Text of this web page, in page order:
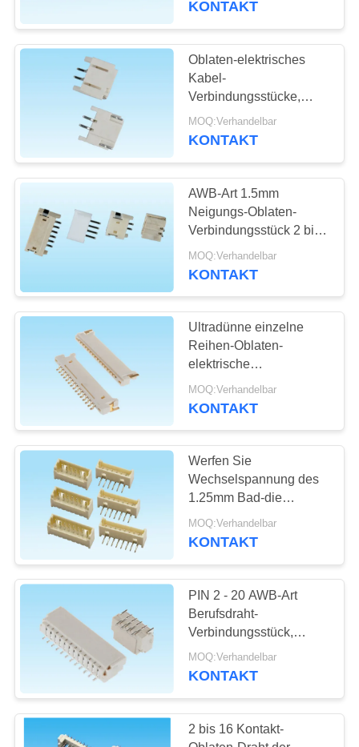
hdmi
Kabelverbindungsstück
6
FFC Flachkabel
Multi Terminalkabel
Rf-
Verbindungsstücke
der hohen Leistung
6
KONTAKT
Oblaten-elektrisches
Kabel-
Verbindungsstücke,
elektrischer Draht-
Verbindungsstücke
MOQ:Verhandelbar
KONTAKT
AWB-Art 1.5mm
Neigungs-Oblaten-
Verbindungsstück 2 bis
15 maximaler
Durchgangswiderstand
MOQ:Verhandelbar
KONTAKT
Ultradünne einzelne
Reihen-Oblaten-
elektrische
Verbindungsstücke,
Berufskontakte des
MOQ:Verhandelbar
KONTAKT
Werfen Sie
Wechselspannung des
1.25mm Bad-die
einzelne Reihen-
Oblaten-
veranschlagt
MOQ:Verhandelbar
KONTAKT
PIN 2 - 20 AWB-Art
Berufsdraht-
Verbindungsstück,
Oblaten-Energie-
Verbindungsstück 125V
MOQ:Verhandelbar
KONTAKT
2 bis 16 Kontakt-